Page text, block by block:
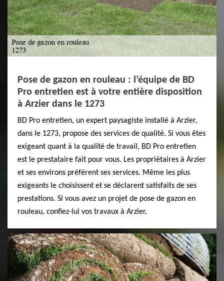
Pose de gazon en rouleau : l’équipe de BD
Pro entretien est à votre entière disposition
à Arzier dans le 1273
BD Pro entretien, un expert paysagiste installé à Arzier,
dans le 1273, propose des services de qualité. Si vous êtes
exigeant quant à la qualité de travail, BD Pro entretien
est le prestataire fait pour vous. Les propriétaires à Arzier
et ses environs préfèrent ses services. Même les plus
exigeants le choisissent et se déclarent satisfaits de ses
prestations. Si vous avez un projet de pose de gazon en
rouleau, confiez-lui vos travaux à Arzier.